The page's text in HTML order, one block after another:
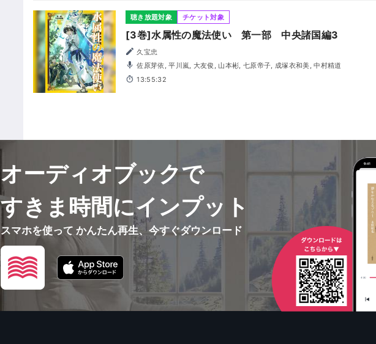
聴き放題対象 チケット対象
[3巻]水属性の魔法使い 第一部 中央諸国編3
久宝忠
佐原芽依, 平川嵐, 大友俊, 山本彬, 七原帝子, 成塚衣和美, 中村精道
13:55:32
オーディオブックで
すきま時間にインプット
スマホを使って かんたん再生、今すぐダウンロード